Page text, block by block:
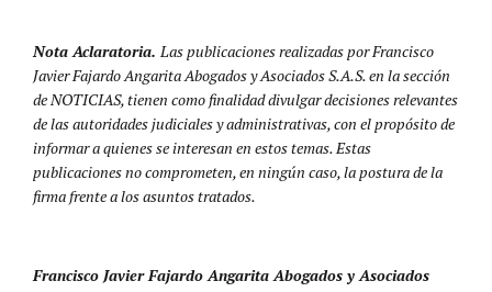
Nota Aclaratoria.Las publicaciones realizadas por Francisco
Javier Fajardo Angarita Abogados y Asociados S.A.S. en la sección
de NOTICIAS, tienen como finalidad divulgar decisiones relevantes
de las autoridades judiciales y administrativas, con el propósito de
informar a quienes se interesan en estos temas. Estas
publicaciones no comprometen, en ningún caso, la postura de la
firma frente a los asuntos tratados.
Francisco Javier Fajardo Angarita Abogados y Asociados